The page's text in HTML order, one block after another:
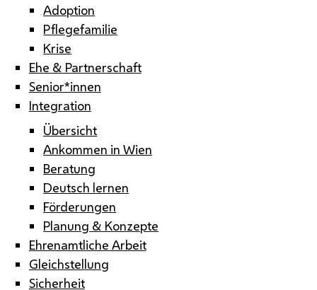
Adoption
Pflegefamilie
Krise
Ehe & Partnerschaft
Senior*innen
Integration
Übersicht
Ankommen in Wien
Beratung
Deutsch lernen
Förderungen
Planung & Konzepte
Ehrenamtliche Arbeit
Gleichstellung
Sicherheit